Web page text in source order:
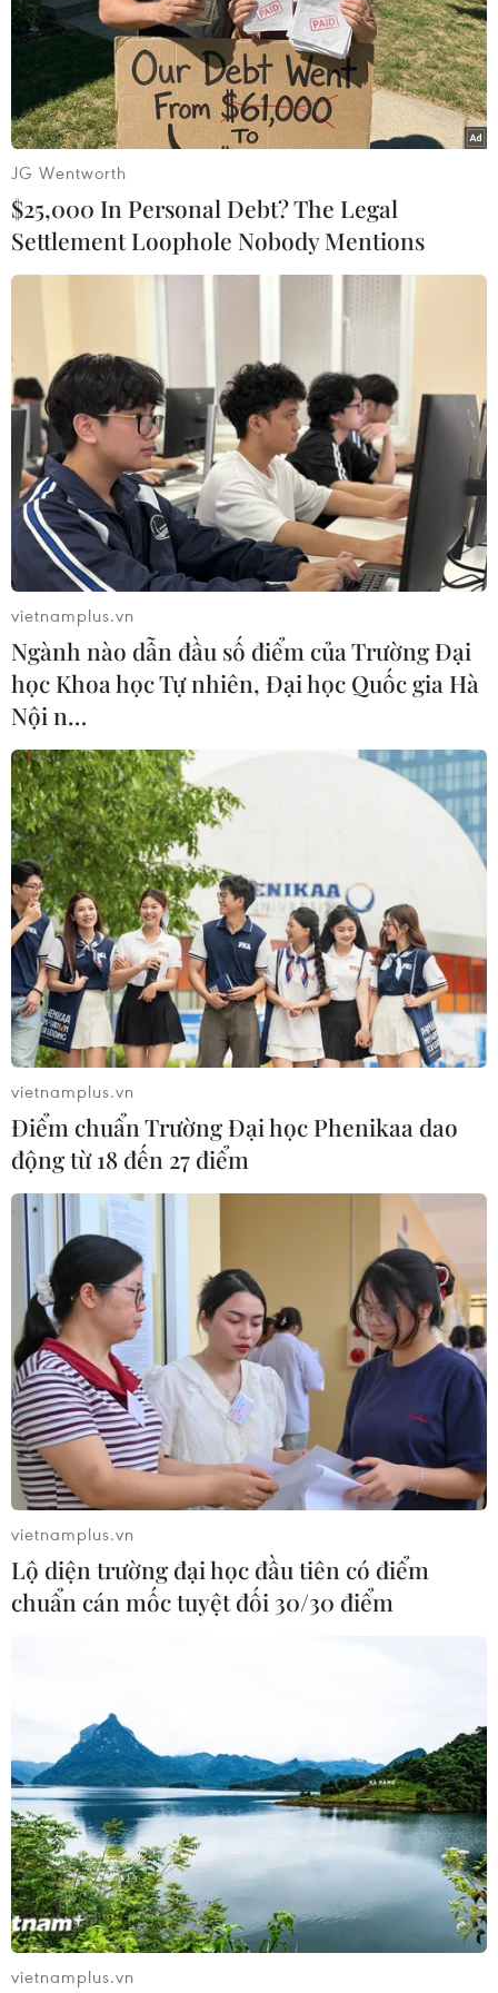
Israel khuyến cáo công dân "không về
bằng đường bộ" qua Jordan và Sinai
Hội đồng An ninh Quốc gia Israel nêu rõ việc di chuyển
đến Jordan hoặc bán đảo Sinai của Ai Cập hiện "bị
cấm hoàn toàn" - "những người đang ở đó cần rời đi
ngay lập tức.”
JG Wentworth
$25,000 In Personal Debt? The Legal
Settlement Loophole Nobody Mentions
vietnamplus.vn
Ngành nào dẫn đầu số điểm của Trường Đại
học Khoa học Tự nhiên, Đại học Quốc gia Hà
Nội n…
vietnamplus.vn
Điểm chuẩn Trường Đại học Phenikaa dao
động từ 18 đến 27 điểm
vietnamplus.vn
Lộ diện trường đại học đầu tiên có điểm
chuẩn cán mốc tuyệt đối 30/30 điểm
vietnamplus.vn